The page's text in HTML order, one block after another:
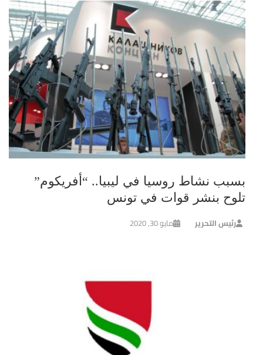
بسبب نشاط روسيا في ليبيا.. “أفريكوم”
تلوح بنشر قوات في تونس
رئيس التحرير مايو 30, 2020